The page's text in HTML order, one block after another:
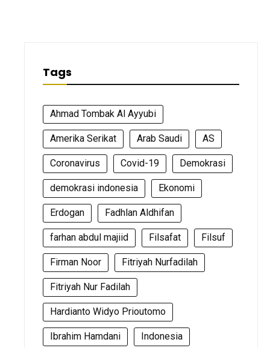
Tags
Ahmad Tombak Al Ayyubi
Amerika Serikat Arab Saudi AS
Coronavirus Covid-19 Demokrasi
demokrasi indonesia Ekonomi
Erdogan Fadhlan Aldhifan
farhan abdul majiid Filsafat Filsuf
Firman Noor Fitriyah Nurfadilah
Fitriyah Nur Fadilah
Hardianto Widyo Prioutomo
Ibrahim Hamdani Indonesia